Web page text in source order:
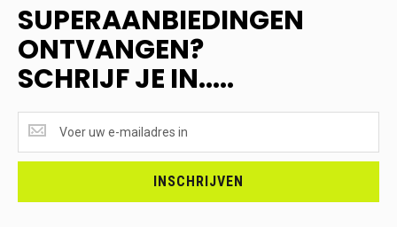
SUPERAANBIEDINGEN
ONTVANGEN?
SCHRIJF JE IN.....
ONTVANGEN?
<br>SCHRIJF
INSCHRIJVEN